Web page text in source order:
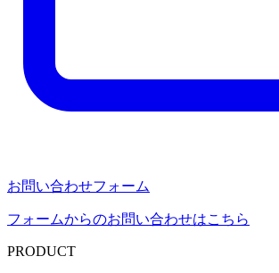
お問い合わせフォーム
フォームからのお問い合わせはこちら
PRODUCT